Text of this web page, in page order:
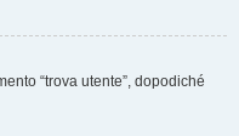
“trova utente”, dopodiché